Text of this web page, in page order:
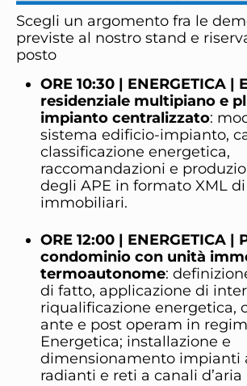
Scegli un argomento fra le
previste al nostro stand e
posto
ORE 10:30 | ENERGETICA |
residenziale multipiano e
impianto centralizzato:
sistema edificio-impianto,
classificazione energetica,
raccomandazioni e
degli APE in formato XML
immobiliari.
ORE 12:00 | ENERGETICA |
condominio con unità
termoautonome:
di fatto, applicazione di
riqualificazione energetica,
ante e post operam in
Energetica; installazione e
dimensionamento impianti
radianti e reti a canali d’aria